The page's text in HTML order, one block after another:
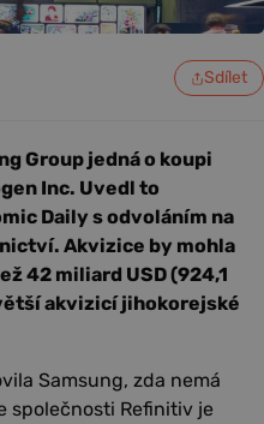
Sdílet
Group jedná o koupi
Inc. Uvedl to
Daily s odvoláním na
Akvizice by mohla
42 miliard USD (924,1
akvizicí jihokorejské
Samsung, zda nemá
společnosti Refinitiv je